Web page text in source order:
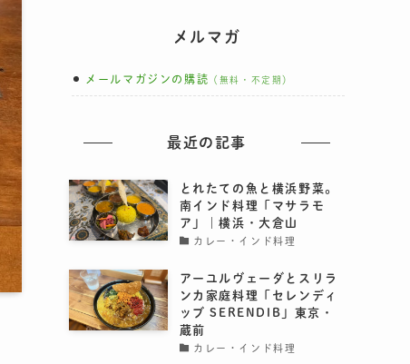
メルマガ
メールマガジンの購読 （無料・不定期）
最近の記事
とれたての魚と横浜野菜。
南インド料理「マサラモ
ア」｜横浜・大倉山
カレー・インド料理
アーユルヴェーダとスリラ
ンカ家庭料理「セレンディ
ッブ SERENDIB」東京・
蔵前
カレー・インド料理